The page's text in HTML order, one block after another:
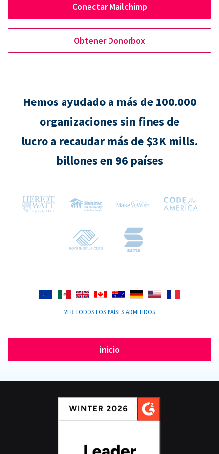
Conectar Mailchimp
Obtener Donorbox
Hemos ayudado a más de 100.000
organizaciones sin fines de
lucro a recaudar más de $3K mills.
billones en 96 países
VER TODOS LOS PAÍSES ADMITIDOS
inicio